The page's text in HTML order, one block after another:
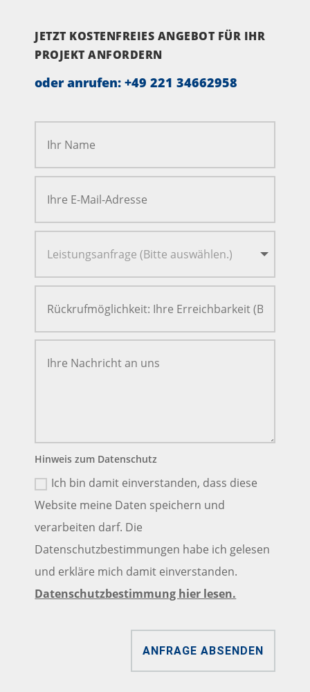
JETZT KOSTENFREIES ANGEBOT FÜR IHR
PROJEKT ANFORDERN
oder anrufen: +49 221 34662958
Hinweis zum Datenschutz
Ich bin damit einverstanden, dass diese
Website meine Daten speichern und
verarbeiten darf. Die
Datenschutzbestimmungen habe ich gelesen
und erkläre mich damit einverstanden.
Datenschutzbestimmung hier lesen.
ANFRAGE ABSENDEN